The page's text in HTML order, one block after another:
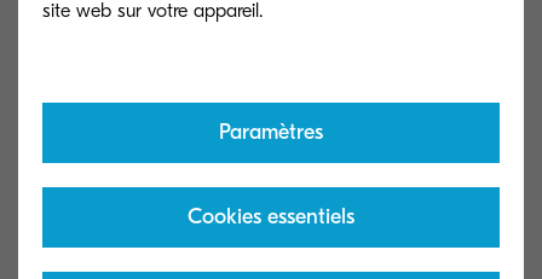
FOURNISSEURS DE SERVICE
déploient un parc d’envergure ne se contentent
plus de statistiques sur leurs taux d’impression et
Paramètres
Cookies essentiels